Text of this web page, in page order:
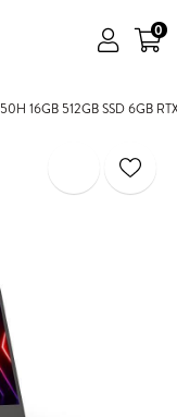
0
16GB 512GB SSD 6GB